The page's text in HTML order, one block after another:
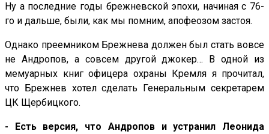
Ну а последние годы брежневской эпохи, начиная с 76-
го и дальше, были, как мы помним, апофеозом застоя.
Однако преемником Брежнева должен был стать вовсе
не Андропов, а совсем другой джокер… В одной из
мемуарных книг офицера охраны Кремля я прочитал,
что Брежнев хотел сделать Генеральным секретарем
ЦК Щербицкого.
- Есть версия, что Андропов и устранил Леонида